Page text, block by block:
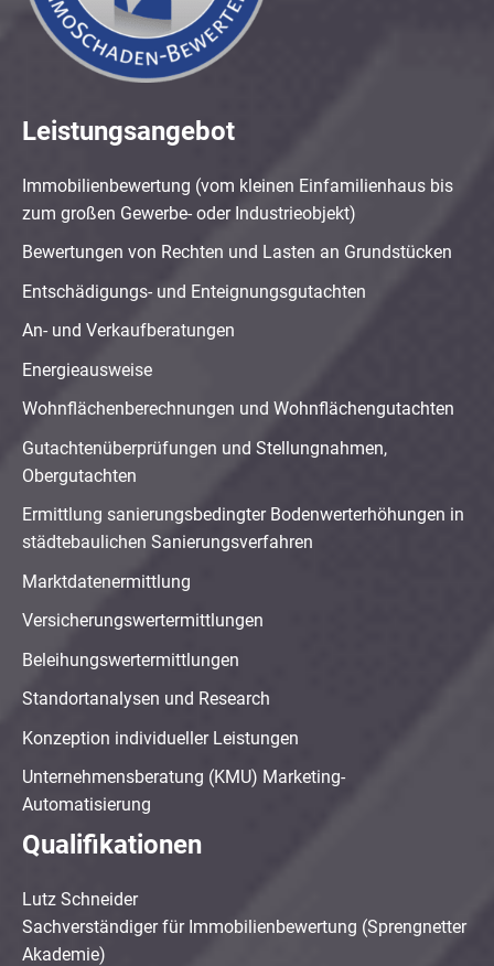
Leistungsangebot
Immobilienbewertung (vom kleinen Einfamilienhaus bis
zum großen Gewerbe- oder Industrieobjekt)
Bewertungen von Rechten und Lasten an Grundstücken
Entschädigungs- und Enteignungsgutachten
An- und Verkaufberatungen
Energieausweise
Wohnflächenberechnungen und Wohnflächengutachten
Gutachtenüberprüfungen und Stellungnahmen,
Obergutachten
Ermittlung sanierungsbedingter Bodenwerterhöhungen in
städtebaulichen Sanierungsverfahren
Marktdatenermittlung
Versicherungswertermittlungen
Beleihungswertermittlungen
Standortanalysen und Research
Konzeption individueller Leistungen
Unternehmensberatung (KMU) Marketing-
Automatisierung
Qualifikationen
Lutz Schneider
Sachverständiger für Immobilienbewertung (Sprengnetter
Akademie)